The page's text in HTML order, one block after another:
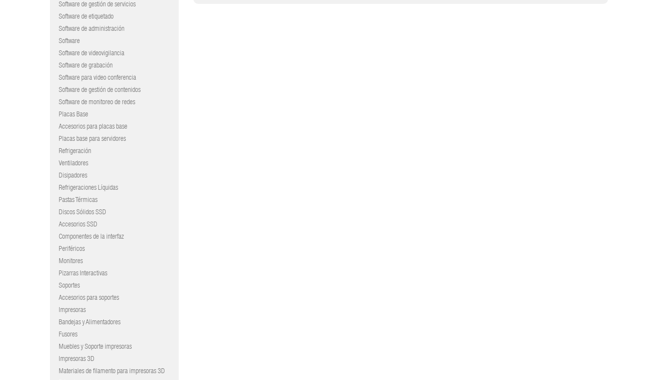
Software de gestión de servicios
Software de etiquetado
Software de administración
Software
Software de videovigilancia
Software de grabación
Software para video conferencia
Software de gestión de contenidos
Software de monitoreo de redes
Placas Base
Accesorios para placas base
Placas base para servidores
Refrigeración
Ventiladores
Disipadores
Refrigeraciones Líquidas
Pastas Térmicas
Discos Sólidos SSD
Accesorios SSD
Componentes de la interfaz
Periféricos
Monitores
Pizarras Interactivas
Soportes
Accesorios para soportes
Impresoras
Bandejas y Alimentadores
Fusores
Muebles y Soporte impresoras
Impresoras 3D
Materiales de filamento para impresoras 3D